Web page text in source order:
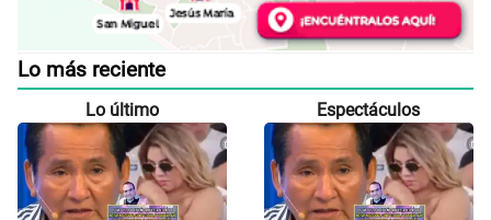
Lo más reciente
Lo último Espectáculos